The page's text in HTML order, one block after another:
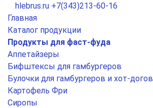
hlebrus.ru +7(343)213-60-16
Главная
Каталог продукции
Продукты для фаст-фуда
Аппетайзеры
Бифштексы для гамбургеров
Булочки для гамбургеров и хот-догов
Картофель Фри
Сиропы